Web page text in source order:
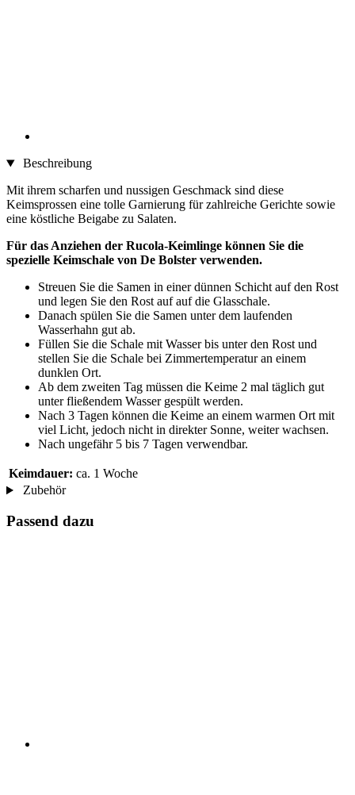
Beschreibung
Mit ihrem scharfen und nussigen Geschmack sind diese
Keimsprossen eine tolle Garnierung für zahlreiche Gerichte sowie
eine köstliche Beigabe zu Salaten.
Für das Anziehen der Rucola-Keimlinge können Sie die
spezielle Keimschale von De Bolster verwenden.
Streuen Sie die Samen in einer dünnen Schicht auf den Rost
und legen Sie den Rost auf auf die Glasschale.
Danach spülen Sie die Samen unter dem laufenden
Wasserhahn gut ab.
Füllen Sie die Schale mit Wasser bis unter den Rost und
stellen Sie die Schale bei Zimmertemperatur an einem
dunklen Ort.
Ab dem zweiten Tag müssen die Keime 2 mal täglich gut
unter fließendem Wasser gespült werden.
Nach 3 Tagen können die Keime an einem warmen Ort mit
viel Licht, jedoch nicht in direkter Sonne, weiter wachsen.
Nach ungefähr 5 bis 7 Tagen verwendbar.
Keimdauer: ca. 1 Woche
Zubehör
Passend dazu